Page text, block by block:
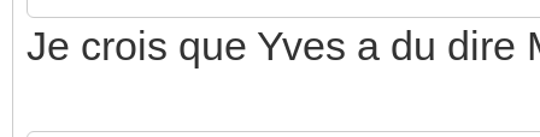
Je crois que Yves a du dire